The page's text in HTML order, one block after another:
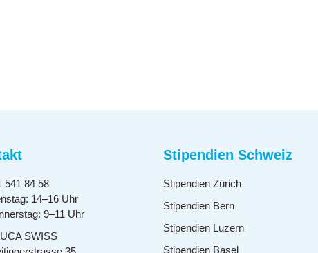
541 84 58
14–16 Uhr
9–11 Uhr
SWISS
Stipendien Schweiz
Stipendien Zürich
Stipendien Bern
Stipendien Luzern
Stipendien Basel